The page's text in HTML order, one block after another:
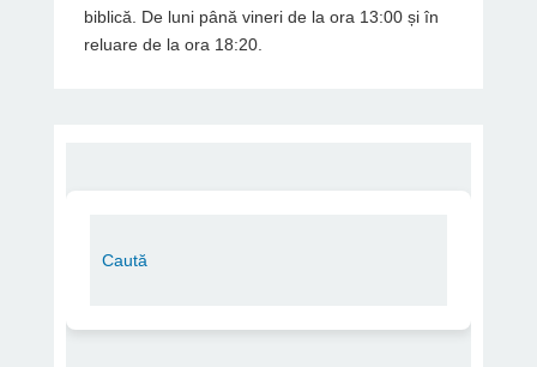
biblică. De luni până vineri de la ora 13:00 și în
reluare de la ora 18:20.